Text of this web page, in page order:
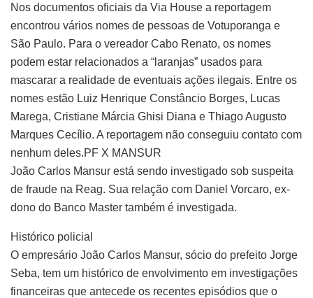
Nos documentos oficiais da Via House a reportagem
encontrou vários nomes de pessoas de Votuporanga e
São Paulo. Para o vereador Cabo Renato, os nomes
podem estar relacionados a “laranjas” usados para
mascarar a realidade de eventuais ações ilegais. Entre os
nomes estão Luiz Henrique Constâncio Borges, Lucas
Marega, Cristiane Márcia Ghisi Diana e Thiago Augusto
Marques Cecílio. A reportagem não conseguiu contato com
nenhum deles.PF X MANSUR
João Carlos Mansur está sendo investigado sob suspeita
de fraude na Reag. Sua relação com Daniel Vorcaro, ex-
dono do Banco Master também é investigada.
Histórico policial
O empresário João Carlos Mansur, sócio do prefeito Jorge
Seba, tem um histórico de envolvimento em investigações
financeiras que antecede os recentes episódios que o